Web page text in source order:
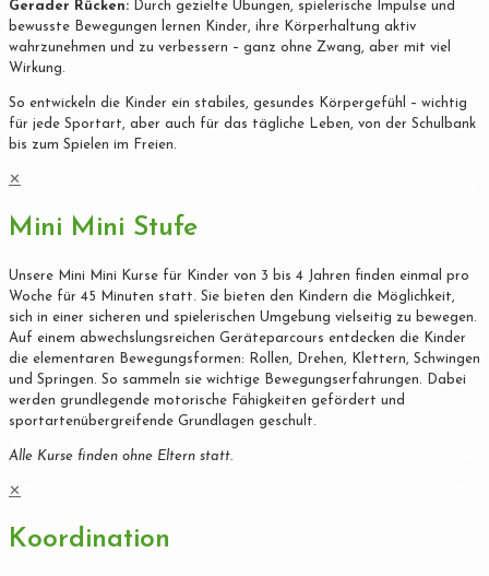
Gerader Rücken: Durch gezielte Übungen, spielerische Impulse und
bewusste Bewegungen lernen Kinder, ihre Körperhaltung aktiv
wahrzunehmen und zu verbessern – ganz ohne Zwang, aber mit viel
Wirkung.
So entwickeln die Kinder ein stabiles, gesundes Körpergefühl – wichtig
für jede Sportart, aber auch für das tägliche Leben, von der Schulbank
bis zum Spielen im Freien.
✕
Mini Mini Stufe
Unsere Mini Mini Kurse für Kinder von 3 bis 4 Jahren finden einmal pro
Woche für 45 Minuten statt. Sie bieten den Kindern die Möglichkeit,
sich in einer sicheren und spielerischen Umgebung vielseitig zu bewegen.
Auf einem abwechslungsreichen Geräteparcours entdecken die Kinder
die elementaren Bewegungsformen: Rollen, Drehen, Klettern, Schwingen
und Springen. So sammeln sie wichtige Bewegungserfahrungen. Dabei
werden grundlegende motorische Fähigkeiten gefördert und
sportartenübergreifende Grundlagen geschult.
Alle Kurse finden ohne Eltern statt.
✕
Koordination